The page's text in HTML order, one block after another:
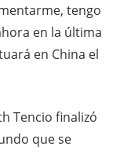
tengo
en la última
en China el
Tencio finalizó
que se